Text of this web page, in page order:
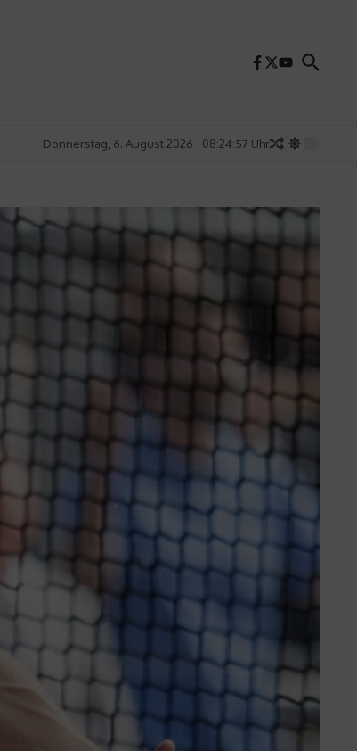
Donnerstag, 6. August 2026 08:24:59 Uhr